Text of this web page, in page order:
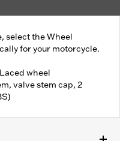
select the Wheel
for your motorcycle.
wheel
valve stem cap, 2